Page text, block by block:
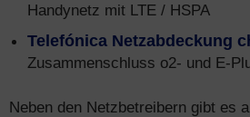
Handynetz mit LTE / HSPA
Telefónica Netzabdeckung
Zusammenschluss o2- und E-
Neben den Netzbetreibern gibt es